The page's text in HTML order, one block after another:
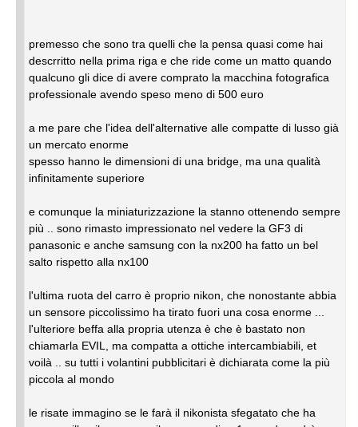
premesso che sono tra quelli che la pensa quasi come hai
descrritto nella prima riga e che ride come un matto quando
qualcuno gli dice di avere comprato la macchina fotografica
professionale avendo speso meno di 500 euro
a me pare che l'idea dell'alternative alle compatte di lusso già
un mercato enorme
spesso hanno le dimensioni di una bridge, ma una qualità
infinitamente superiore
e comunque la miniaturizzazione la stanno ottenendo sempre
più .. sono rimasto impressionato nel vedere la GF3 di
panasonic e anche samsung con la nx200 ha fatto un bel
salto rispetto alla nx100
l'ultima ruota del carro è proprio nikon, che nonostante abbia
un sensore piccolissimo ha tirato fuori una cosa enorme ...
l'ulteriore beffa alla propria utenza è che è bastato non
chiamarla EVIL, ma compatta a ottiche intercambiabili, et
voilà .. su tutti i volantini pubblicitari è dichiarata come la più
piccola al mondo
le risate immagino se le farà il nikonista sfegatato che ha